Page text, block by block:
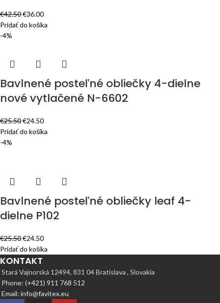
€42.50€36.00
Pridať do košíka
-4%
Bavlnené posteľné obliečky 4-dielne
nové vytlačené N-6602
€25.50€24.50
Pridať do košíka
-4%
Bavlnené posteľné obliečky leaf 4-
dielne P102
€25.50€24.50
Pridať do košíka
KONTAKT
Stará Vajnorská 12494, 831 04 Bratislava , Slovakia
Phone: (+421) 911 768 512
Email: info@favitex.eu